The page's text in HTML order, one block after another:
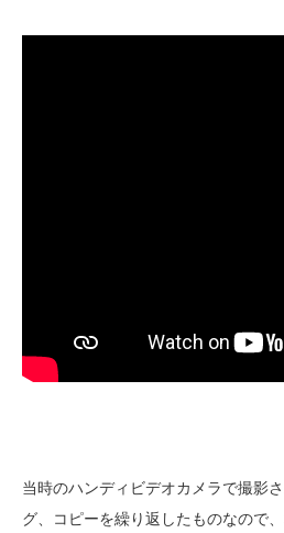
当時のハンディビデオカメラで撮影
グ、コピーを繰り返したものなので